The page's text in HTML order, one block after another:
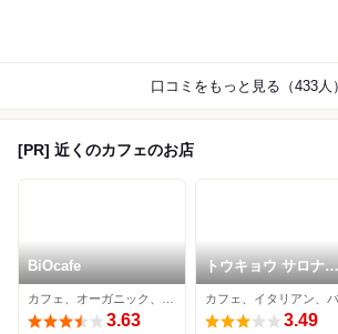
口コミをもっと見る（433人）
[PR] 近くのカフェのお店
BiOcafe
3.63
トウキョウ サロナー
ド カフェ ダブ
カフェ、イタリアン、
3.49